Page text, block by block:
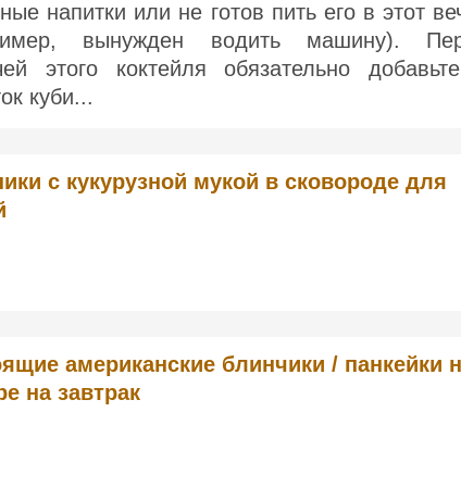
напитки или не готов пить его в этот
вынужден водить машину).
этого коктейля обязательно
куби...
с кукурузной мукой в сковороде для
американские блинчики / панкейки
на завтрак